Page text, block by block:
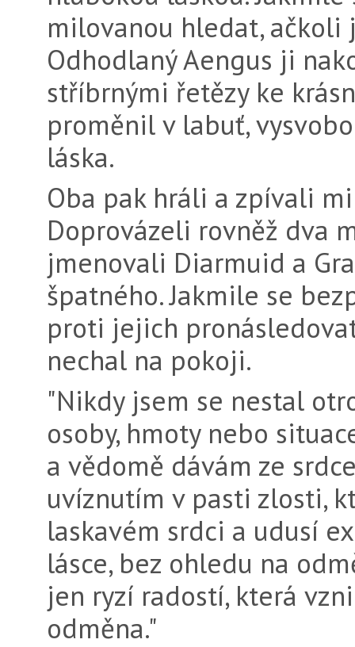
milovanou hledat, ačkoli
Odhodlaný Aengus ji
stříbrnými řetězy ke
proměnil v labuť,
láska.
Oba pak hráli a zpívali
Doprovázeli rovněž dva
jmenovali Diarmuid a
špatného. Jakmile se
proti jejich
nechal na pokoji.
"Nikdy jsem se nestal
osoby, hmoty nebo
a vědomě dávám ze
uvíznutím v pasti zlosti,
laskavém srdci a udusí
lásce, bez ohledu na
jen ryzí radostí, která
odměna."